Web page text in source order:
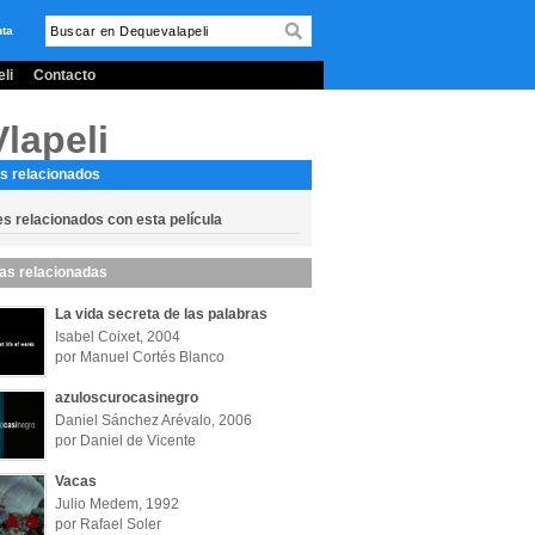
Contacto
relacionados
relacionados con esta película
relacionadas
La vida secreta de las palabras
Isabel Coixet, 2004
por Manuel Cortés Blanco
azuloscurocasinegro
Daniel Sánchez Arévalo, 2006
por Daniel de Vicente
Vacas
Julio Medem, 1992
por Rafael Soler